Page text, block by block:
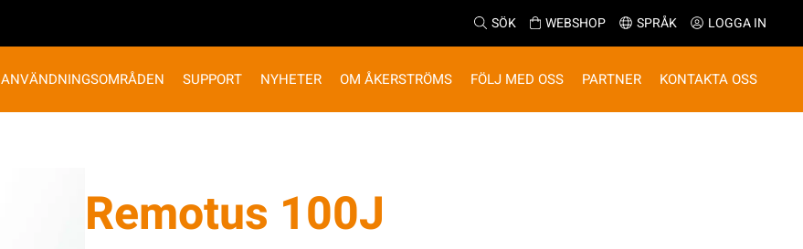
SÖK WEBSHOP SPRÅK LOGGA IN
ANVÄNDNINGSOMRÅDEN SUPPORT NYHETER OM ÅKERSTRÖMS FÖLJ MED OSS PARTNER KONTAKTA OSS
Remotus 100J